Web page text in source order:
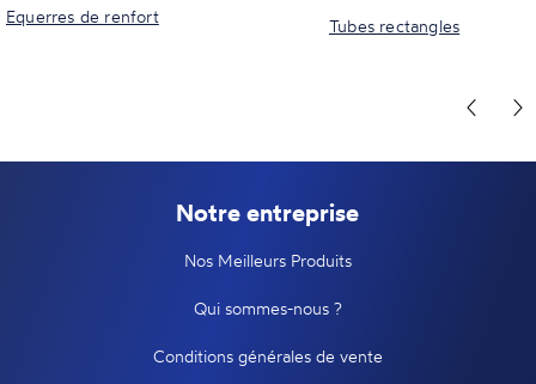
Equerres de renfort
Tubes rectangles
Notre entreprise
Nos Meilleurs Produits
Qui sommes-nous ?
Conditions générales de vente